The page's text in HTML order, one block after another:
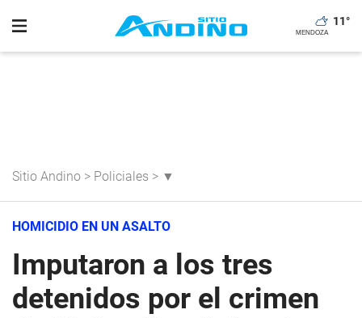
11°
Sitio Andino > Policiales > ▼
HOMICIDIO EN UN ASALTO
Imputaron a los tres
detenidos por el crimen